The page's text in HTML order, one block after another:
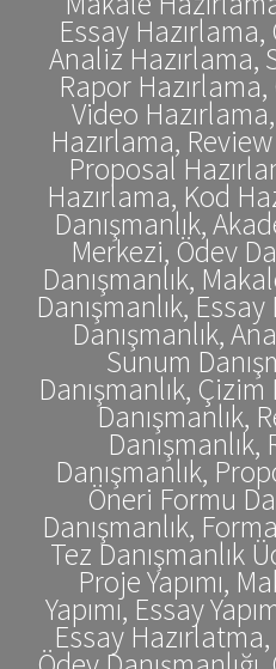
Essay
Analiz Hazırlama,
Rapor
Video
Hazırlama,
Proposal
Hazırlama, Kod
Danışmanlık,
Merkezi, Ödev
Danışmanlık,
Danışmanlık,
Danışmanlık,
Sunum
Danışmanlık,
Danışmanlık,
Danışmanlık,
Öneri Formu
Danışmanlık,
Tez Danışmanlık
Proje Yapımı,
Yapımı, Essay
Essay